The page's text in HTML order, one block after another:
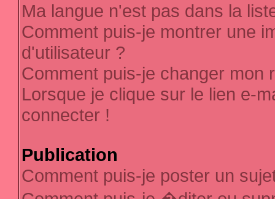
Ma langue n'est pas dans la
Comment puis-je montrer une
d'utilisateur ?
Comment puis-je changer mon
Lorsque je clique sur le lien e-
connecter !
Publication
Comment puis-je poster un